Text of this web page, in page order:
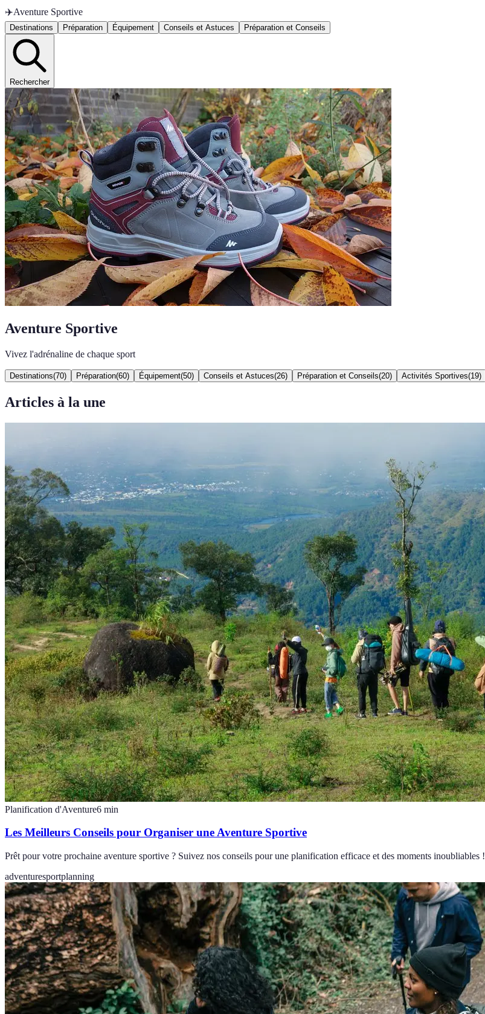
✈️Aventure Sportive
Destinations Préparation Équipement Conseils et Astuces Préparation et Conseils
Rechercher
Aventure Sportive
Vivez l'adrénaline de chaque sport
Destinations(70) Préparation(60) Équipement(50) Conseils et Astuces(26) Préparation et Conseils(20) Activités Sportives(19)
Articles à la une
Planification d'Aventure6 min
Les Meilleurs Conseils pour Organiser une Aventure Sportive
Prêt pour votre prochaine aventure sportive ? Suivez nos conseils pour une planification efficace et des moments inoubliables !
adventuresportplanning